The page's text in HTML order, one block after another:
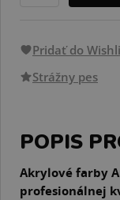
Pridať do
Strážny pes
POPIS
Akrylové farby
profesionálnej